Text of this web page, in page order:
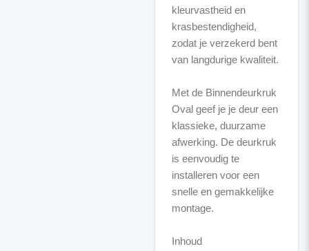
kleurvastheid en
krasbestendigheid,
zodat je verzekerd bent
van langdurige kwaliteit.
Met de Binnendeurkruk
Oval geef je je deur een
klassieke, duurzame
afwerking. De deurkruk
is eenvoudig te
installeren voor een
snelle en gemakkelijke
montage.
Inhoud